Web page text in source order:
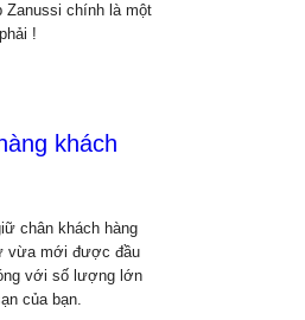
Zanussi chính là một
!
khách
chân khách hàng
vừa mới được đầu
với số lượng lớn
của bạn.